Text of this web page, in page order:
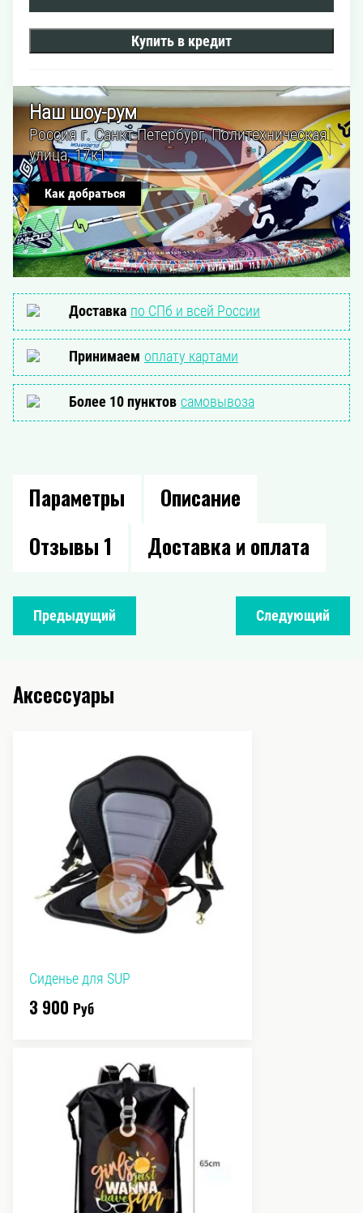
Купить в кредит
Наш шоу-рум
Россия г. Санкт-Петербург, Политехническая
улица, 17к1
Как добраться
Доставка по СПб и всей России
Принимаем оплату картами
Более 10 пунктов самовывоза
Параметры
Описание
Отзывы 1 Доставка и оплата
Предыдущий Следующий
Аксессуары
Сиденье для SUP
3 900 Руб